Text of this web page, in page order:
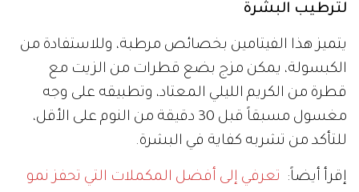
لترطيب البشرة
يتميز هذا الفيتامين بخصائص مرطبة، وللاستفادة من
الكبسولة، يمكن مزج بضع قطرات من الزيت مع
قطرة من الكريم الليلي المعتاد، وتطبيقه على وجه
مغسول مسبقاً قبل 30 دقيقة من النوم على الأقل،
للتأكد من تشربه كفاية في البشرة.
إقرأ أيضاً: تعرفي إلى أفضل المكملات التي تحفز نمو